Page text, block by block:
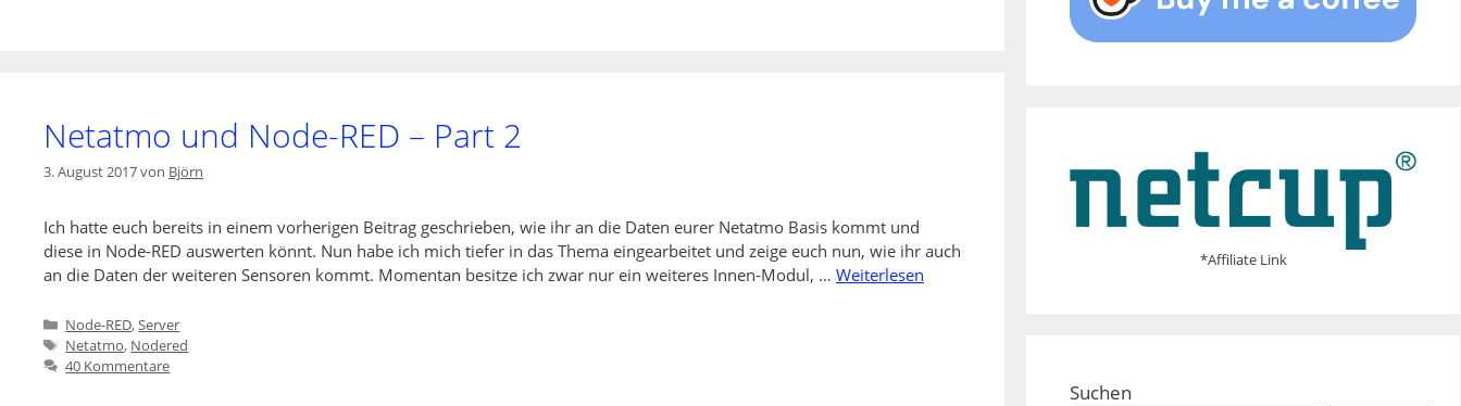
Netatmo und Node-RED – Part 2
3. August 2017von Björn
Ich hatte euch bereits in einem vorherigen Beitrag geschrieben, wie ihr an die Daten eurer Netatmo Basis kommt und
diese in Node-RED auswerten könnt. Nun habe ich mich tiefer in das Thema eingearbeitet und zeige euch nun, wie ihr auch
an die Daten der weiteren Sensoren kommt. Momentan besitze ich zwar nur ein weiteres Innen-Modul, … Weiterlesen
Kategorien
Node-RED,Server
Schlagwörter
Netatmo, Nodered
40 Kommentare
*Affiliate Link
Suchen